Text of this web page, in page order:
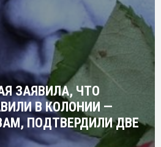
ЗАЯВИЛА, ЧТО
В КОЛОНИИ —
ПОДТВЕРДИЛИ ДВЕ